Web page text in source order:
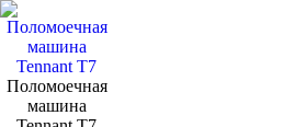
Поломоечная
машина